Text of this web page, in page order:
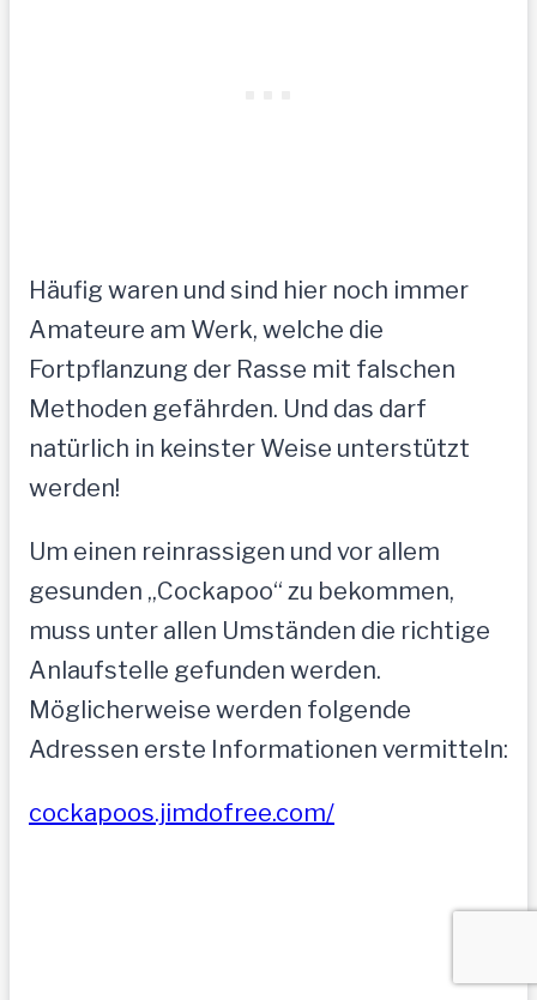
Häufig waren und sind hier noch immer
Amateure am Werk, welche die
Fortpflanzung der Rasse mit falschen
Methoden gefährden. Und das darf
natürlich in keinster Weise unterstützt
werden!
Um einen reinrassigen und vor allem
gesunden „Cockapoo“ zu bekommen,
muss unter allen Umständen die richtige
Anlaufstelle gefunden werden.
Möglicherweise werden folgende
Adressen erste Informationen vermitteln:
cockapoos.jimdofree.com/